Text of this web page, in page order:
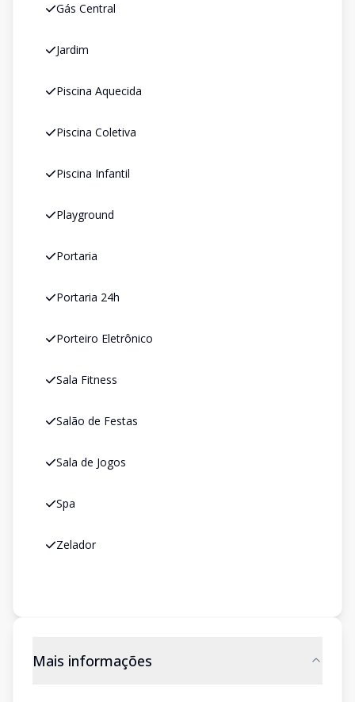
Gás Central
Jardim
Piscina Aquecida
Piscina Coletiva
Piscina Infantil
Playground
Portaria
Portaria 24h
Porteiro Eletrônico
Sala Fitness
Salão de Festas
Sala de Jogos
Spa
Zelador
Mais informações